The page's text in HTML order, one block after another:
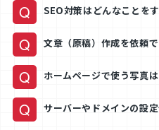
Q SEO対策はどんなことを
Q 文章（原稿）作成を依頼
Q ホームページで使う写真
Q サーバーやドメインの設